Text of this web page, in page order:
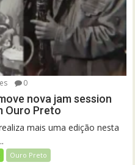
0
nova jam session
Ouro Preto
mais uma edição nesta
Ouro Preto